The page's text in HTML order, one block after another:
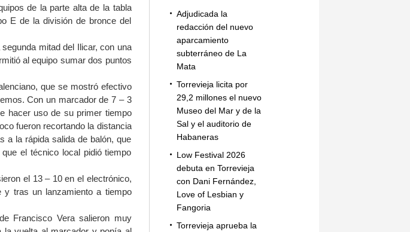
de la parte alta de la tabla
E de la división de bronce del
mitad del Ilicar, con una
al equipo sumar dos puntos
que se mostró efectivo
Con un marcador de 7 – 3
hacer uso de su primer tiempo
fueron recortando la distancia
a la rápida salida de balón, que
el técnico local pidió tiempo
el 13 – 10 en el electrónico,
y tras un lanzamiento a tiempo
Francisco Vera salieron muy
Adjudicada la
redacción del nuevo
aparcamiento
subterráneo de La
Mata
Torrevieja licita por
29,2 millones el nuevo
Museo del Mar y de la
Sal y el auditorio de
Habaneras
Low Festival 2026
debuta en Torrevieja
con Dani Fernández,
Love of Lesbian y
Fangoria
Torrevieja aprueba la